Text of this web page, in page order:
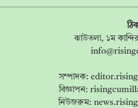
ঝাউতলা, ১ম
সম্পাদক:
বিজ্ঞাপন:
নিউজরুম: